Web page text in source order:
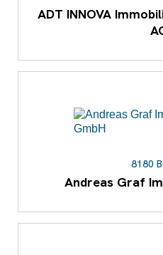
ADT INNOVA
8180
Andreas Graf